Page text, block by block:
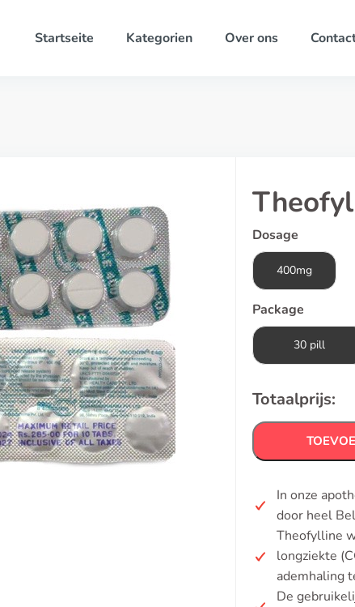
Startseite Kategorien Over ons
Dosage
400mg
Package
30 pill
Totaalprijs:
In onze
door heel
Theofylline
longziekte
ademhaling
De